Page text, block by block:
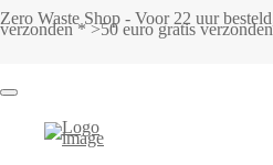
Zero Waste Shop - Voor 22 uur
verzonden * >50 euro gratis